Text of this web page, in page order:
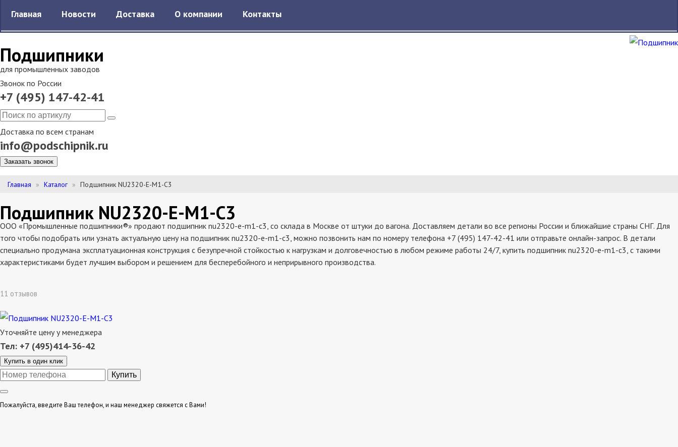
Подшипники
для промышленных заводов
Звонок по России
+7 (495) 147-42-41
Доставка по всем странам
info@podschipnik.ru
Заказать звонок
Главная Новости Доставка О компании Контакты
Главная Каталог Подшипник NU2320-E-M1-C3
Подшипник NU2320-E-M1-C3
ООО «Промышленные подшипники®» продают подшипник nu2320-e-m1-c3, со склада в Москве от штуки до вагона. Доставляем детали во все регионы России и ближайшие страны СНГ. Для
того чтобы подобрать или узнать актуальную цену на подшипник nu2320-e-m1-c3, можно позвонить нам по номеру телефона +7 (495) 147-42-41 или отправьте онлайн-запрос. В детали
специально продумана эксплатуационная конструкция с безупречной стойкостью к нагрузкам и долговечностью в любом режиме работы 24/7, купить подшипник nu2320-e-m1-c3, с такими
характеристиками будет лучшим выбором и решением для бесперебойного и неприрывного производства.
11 отзывов
Уточняйте цену у менеджера
Тел: +7 (495)414-36-42
Купить в один клик
Пожалуйста, введите Ваш телефон, и наш менеджер свяжется с Вами!